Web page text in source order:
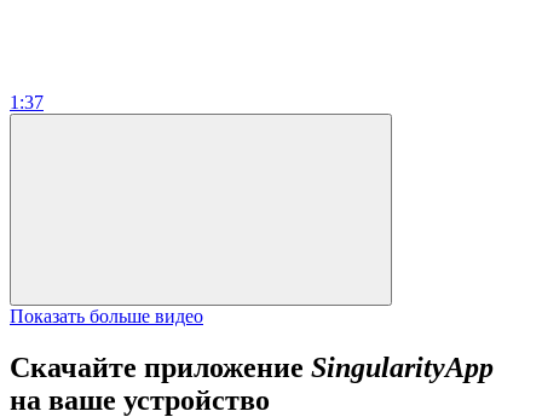
1:37
Показать больше видео
Скачайте приложение SingularityApp
на ваше устройство